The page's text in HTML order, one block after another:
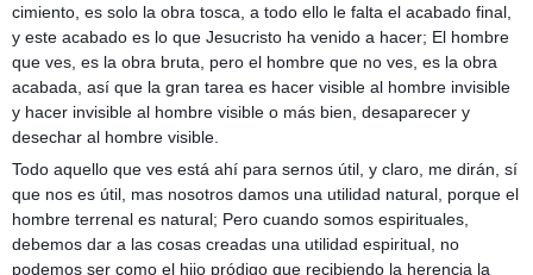
cimiento, es solo la obra tosca, a todo ello le falta el acabado final,
y este acabado es lo que Jesucristo ha venido a hacer; El hombre
que ves, es la obra bruta, pero el hombre que no ves, es la obra
acabada, así que la gran tarea es hacer visible al hombre invisible
y hacer invisible al hombre visible o más bien, desaparecer y
desechar al hombre visible.
Todo aquello que ves está ahí para sernos útil, y claro, me dirán, sí
que nos es útil, mas nosotros damos una utilidad natural, porque el
hombre terrenal es natural; Pero cuando somos espirituales,
debemos dar a las cosas creadas una utilidad espiritual, no
podemos ser como el hijo pródigo que recibiendo la herencia la